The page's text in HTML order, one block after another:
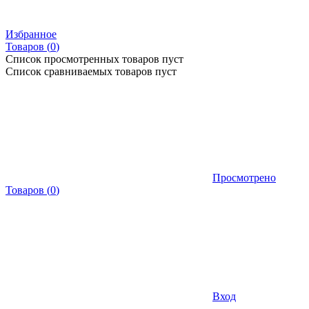
Избранное
Товаров (0)
Список просмотренных товаров пуст
Список сравниваемых товаров пуст
Просмотрено
Товаров (0)
Вход